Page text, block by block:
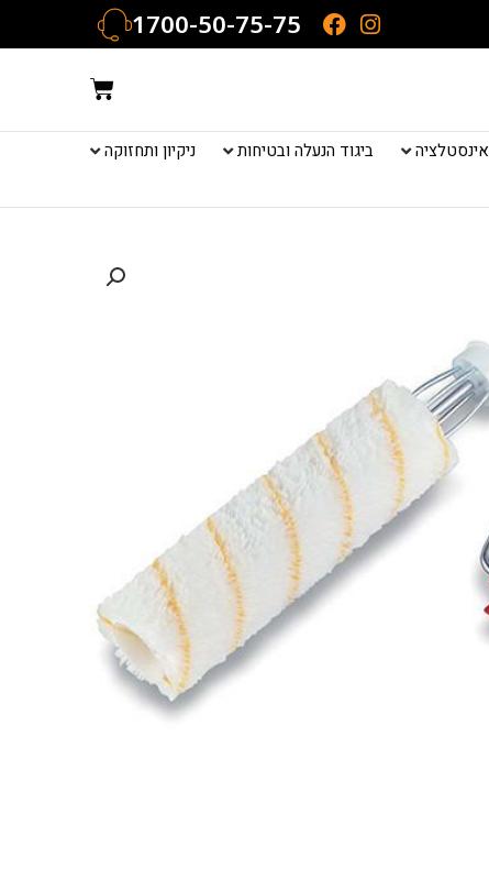
1700-50-75-75
עגלת
קניות
אינסטלציה ביגוד הנעלה ובטיחות
ניקיון ותחזוקה